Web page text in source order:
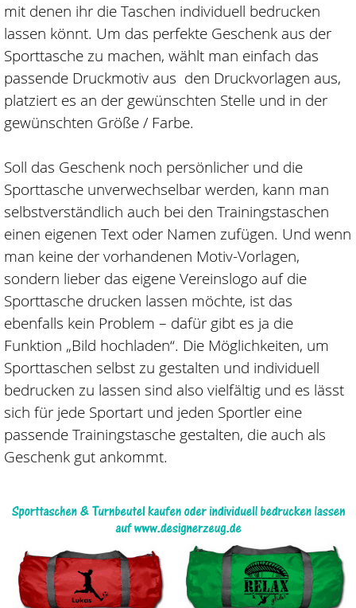
mit denen ihr die Taschen individuell bedrucken
lassen könnt. Um das perfekte Geschenk aus der
Sporttasche zu machen, wählt man einfach das
passende Druckmotiv aus den Druckvorlagen aus,
platziert es an der gewünschten Stelle und in der
gewünschten Größe / Farbe.
Soll das Geschenk noch persönlicher und die
Sporttasche unverwechselbar werden, kann man
selbstverständlich auch bei den Trainingstaschen
einen eigenen Text oder Namen zufügen. Und wenn
man keine der vorhandenen Motiv-Vorlagen,
sondern lieber das eigene Vereinslogo auf die
Sporttasche drucken lassen möchte, ist das
ebenfalls kein Problem – dafür gibt es ja die
Funktion „Bild hochladen“. Die Möglichkeiten, um
Sporttaschen selbst zu gestalten und individuell
bedrucken zu lassen sind also vielfältig und es lässt
sich für jede Sportart und jeden Sportler eine
passende Trainingstasche gestalten, die auch als
Geschenk gut ankommt.